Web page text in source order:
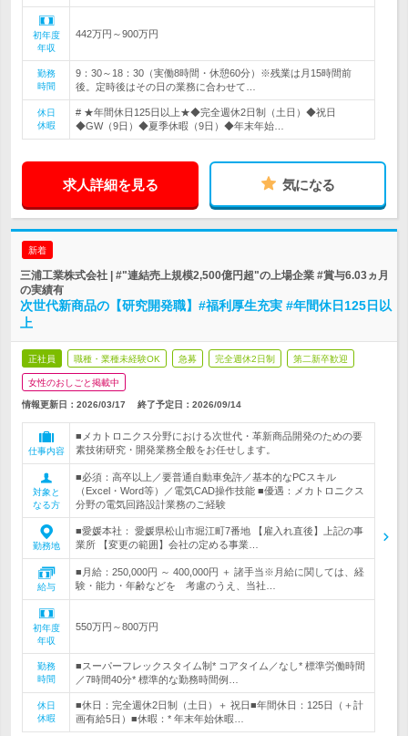
初年度
年収
442万円～900万円
勤務
時間
9：30～18：30（実働8時間・休憩60分）※残業は月15時間前
後。定時後はその日の業務に合わせて…
休日
休暇
# ★年間休日125日以上★◆完全週休2日制（土日）◆祝日
◆GW（9日）◆夏季休暇（9日）◆年末年始…
求人詳細を見る 気になる
新着
三浦工業株式会社 | #"連結売上規模2,500億円超"の上場企業 #賞与6.03ヵ月
の実績有
次世代新商品の【研究開発職】#福利厚生充実 #年間休日125日以
上
正社員 職種・業種未経験OK 急募 完全週休2日制 第二新卒歓迎
女性のおしごと掲載中
情報更新日：2026/03/17 終了予定日： 2026/09/14
仕事内容
■メカトロニクス分野における次世代・革新商品開発のための要
素技術研究・開発業務全般をお任せします。
対象と
なる方
■必須：高卒以上／要普通自動車免許／基本的なPCスキル
（Excel・Word等）／電気CAD操作技能 ■優遇：メカトロニクス
分野の電気回路設計業務のご経験
勤務地
■愛媛本社： 愛媛県松山市堀江町7番地 【雇入れ直後】上記の事
業所 【変更の範囲】会社の定める事業…
給与
■月給：250,000円 ～ 400,000円 ＋ 諸手当※月給に関しては、経
験・能力・年齢などを 考慮のうえ、当社…
初年度
年収
550万円～800万円
勤務
時間
■スーパーフレックスタイム制* コアタイム／なし* 標準労働時間
／7時間40分* 標準的な勤務時間例…
休日
休暇
■休日：完全週休2日制（土日）＋ 祝日■年間休日：125日（＋計
画有給5日）■休暇：* 年末年始休暇…